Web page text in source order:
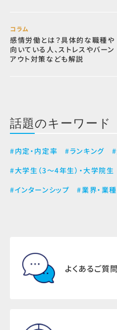
コラム
感情労働とは？具体的な職種や
向いている人、ストレスやバーン
アウト対策なども解説
話題のキーワード
#内定・内定率 #ランキング
#大学生（3～4年生）・大学院生
#インターンシップ
#業界・業
よくあるご質問